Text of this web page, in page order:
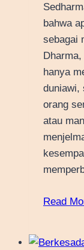
bahwa
sebagai
hanya
duniawi,
orang
atau
Read